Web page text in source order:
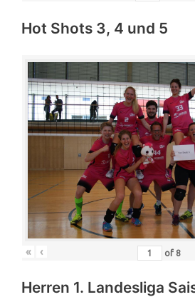
Hot Shots 3, 4 und 5
« ‹ of 8
Herren 1. Landesliga